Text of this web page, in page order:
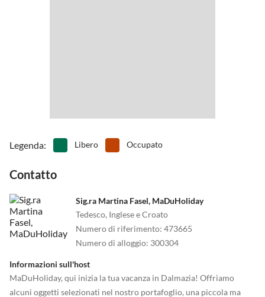
Legenda: Libero Occupato
Contatto
Sig.ra Martina Fasel, MaDuHoliday
Tedesco, Inglese e Croato
Numero di riferimento: 473665
Numero di alloggio: 300304
Informazioni sull'host
MaDuHoliday, qui inizia la tua vacanza in Dalmazia! Offriamo
alcuni oggetti selezionati nel nostro portafoglio, una piccola ma